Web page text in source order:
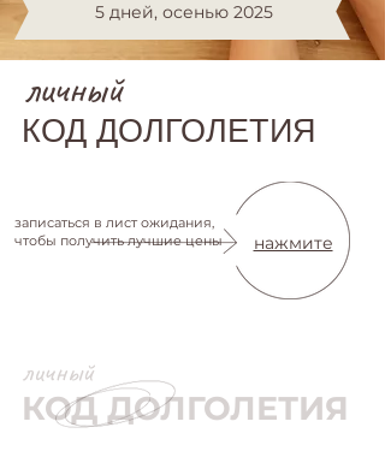
5 дней, осенью 2025
КОД ДОЛГОЛЕТИЯ
личный
записаться в лист ожидания,
чтобы получить лучшие цены
нажмите
КОД ДОЛГОЛЕТИЯ
личный